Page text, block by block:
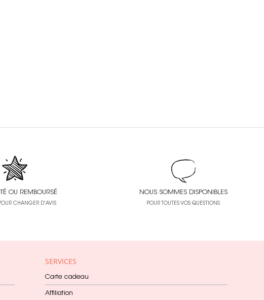
OU REMBOURSÉ
CHANGER D'AVIS
NOUS SOMMES DISPONIBLES
POUR TOUTES VOS QUESTIONS
SERVICES
Carte cadeau
Affiliation